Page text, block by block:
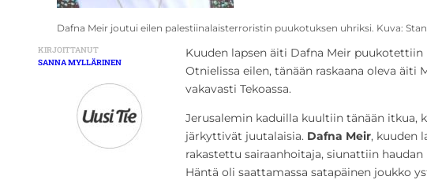
Dafna Meir joutui eilen palestiinalaisterroristin puukotuksen uhriksi. Kuva:
KIRJOITTANUT
SANNA MYLLÄRINEN
Kuuden lapsen äiti Dafna Meir
Otnielissa eilen, tänään raskaana oleva äiti
vakavasti Tekoassa.
Jerusalemin kaduilla kuultiin tänään itkua,
järkyttivät juutalaisia. Dafna Meir, kuuden
rakastettu sairaanhoitaja, siunattiin haudan
Häntä oli saattamassa satapäinen joukko